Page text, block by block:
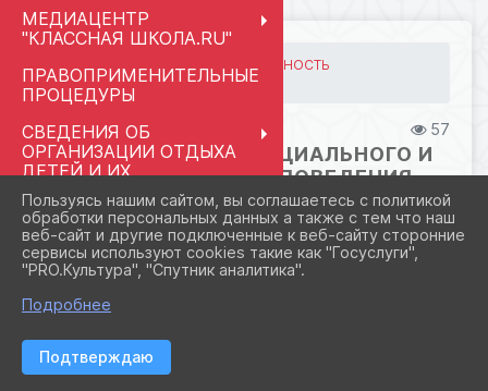
МЕДИАЦЕНТР
"КЛАССНАЯ ШКОЛА.RU"
ПРАВОПРИМЕНИТЕЛЬНЫЕ
ПРОЦЕДУРЫ
СВЕДЕНИЯ ОБ
ОРГАНИЗАЦИИ ОТДЫХА
ДЕТЕЙ И ИХ
ОЗДОРОВЛЕНИЯ
РАЗГОВОРЫ О ВАЖНОМ
МАЙ 2026
ПЕДАГОГАМ И
СОТРУДНИКАМ
МЕНТОРСТВО
ШКОЛЬНЫЙ
ГЛАВНАЯ ВАЖНОЕ БЕЗОПАСНОСТЬ
Профилактика социальн...
08.09.2024 21:35 57
ПРОФИЛАКТИКА СОЦИАЛЬНОГО И
СУИЦИДАЛЬНОГО ПОВЕДЕНИЯ
ДЕТЕЙ И ПОДРОСТКОВ
ФАЙЛЫ
суицидального поведения
Пользуясь нашим сайтом, вы соглашаетесь с политикой
обработки персональных данных а также с тем что наш
веб-сайт и другие подключенные к веб-сайту сторонние
сервисы используют cookies такие как "Госуслуги",
"PRO.Культура", "Спутник аналитика".
Подробнее
Подтверждаю